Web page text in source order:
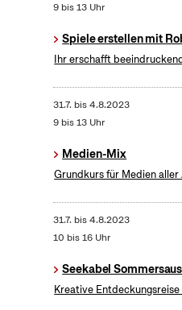
9 bis 13 Uhr
Spiele erstellen mit
Ihr erschafft
31.7. bis4.8.2023
9 bis 13 Uhr
Medien-Mix
Grundkurs für Medien
31.7. bis4.8.2023
10 bis 16 Uhr
Seekabel
Kreative